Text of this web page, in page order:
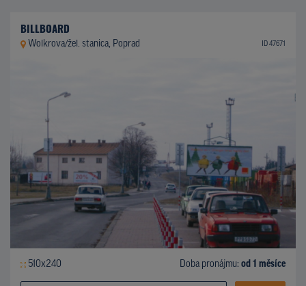
BILLBOARD
Wolkrova/žel. stanica, Poprad ID 47671
510x240 Doba pronájmu: od 1 měsíce